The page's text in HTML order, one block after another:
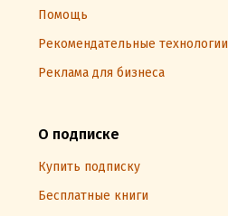
Помощь
Рекомендательные технологии
Реклама для бизнеса
О подписке
Купить подписку
Бесплатные книги